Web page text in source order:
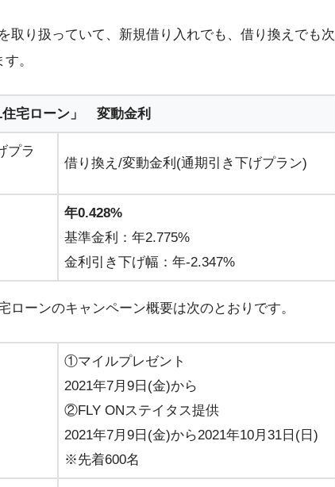
取り扱っていて、新規借り入れでも、借り換えでも次
。
住宅ローン」 変動金利
プラ
借り換え/変動金利(通期引き下げプラン)
年0.428%
基準金利：年2.775%
金利引き下げ幅：年-2.347%
ローンのキャンペーン概要は次のとおりです。
①マイルプレゼント
2021年7月9日(金)から
②FLY ONステイタス提供
2021年7月9日(金)から2021年10月31日(日)
※先着600名